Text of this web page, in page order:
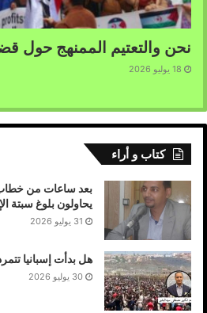
نحن والتعتيم الممنهج حول
18 يوليو 2026
كتاب و أراء
بعد ساعات من خطاب
يحاولون بلوغ سبتة
31 يوليو 2026
هل بدأت إسبانيا
30 يوليو 2026